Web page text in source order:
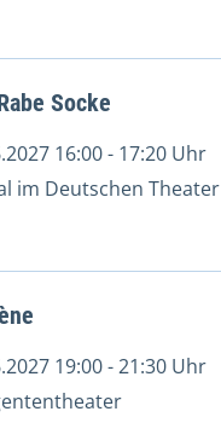
Socke
16:00- 17:20 Uhr
im Deutschen Theater
19:00-21:30 Uhr